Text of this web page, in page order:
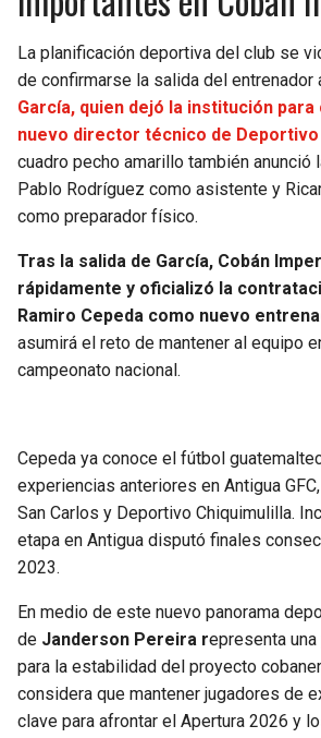
La planificación deportiva del club se
de confirmarse la salida del entrenador
García, quien dejó la institución
nuevo director técnico de Deportivo
cuadro pecho amarillo también anunció
Pablo Rodríguez como asistente y
como preparador físico.
Tras la salida de García, Cobán
rápidamente y oficializó la
Ramiro Cepeda como nuevo
asumirá el reto de mantener al equipo
campeonato nacional.
Cepeda ya conoce el fútbol
experiencias anteriores en Antigua
San Carlos y Deportivo Chiquimulilla.
etapa en Antigua disputó finales
2023.
En medio de este nuevo panorama
de Janderson Pereira representa
para la estabilidad del proyecto
considera que mantener jugadores de
clave para afrontar el Apertura 2026 y